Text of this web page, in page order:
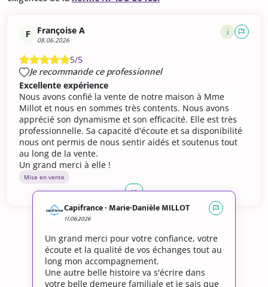
F Françoise A
08.06.2026
i
5/5
Je recommande ce professionnel
Excellente expérience
Nous avons confié la vente de notre maison à Mme
Millot et nous en sommes très contents. Nous avons
apprécié son dynamisme et son efficacité. Elle est très
professionnelle. Sa capacité d'écoute et sa disponibilité
nous ont permis de nous sentir aidés et soutenus tout
au long de la vente.
Un grand merci à elle !
Mise en vente
Capifrance - Marie-Danièle MILLOT
11.06.2026
Un grand merci pour votre confiance, votre
écoute et la qualité de vos échanges tout au
long mon accompagnement.
Une autre belle histoire va s'écrire dans
votre belle demeure familiale et je sais que